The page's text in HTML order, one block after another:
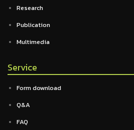
Research
Publication
Multimedia
Service
Form download
Q&A
FAQ